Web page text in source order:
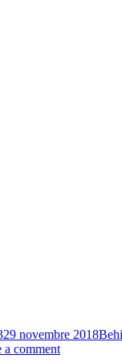
29 novembre 2018
a comment